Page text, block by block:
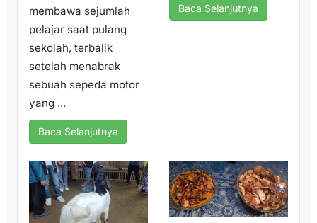
membawa sejumlah
pelajar saat pulang
sekolah, terbalik
setelah menabrak
sebuah sepeda motor
yang ...
Baca Selanjutnya
Baca Selanjutnya